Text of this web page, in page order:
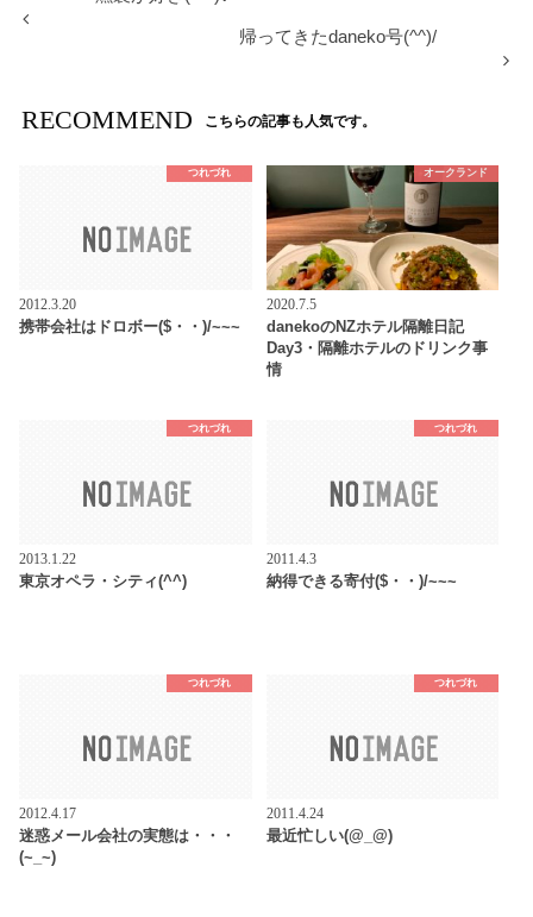
帰ってきたdaneko号(^^)/
RECOMMEND こちらの記事も人気です。
つれづれ
2012.3.20
携帯会社はドロボー($・・)/~~~
オークランド
2020.7.5
danekoのNZホテル隔離日記
Day3・隔離ホテルのドリンク事
情
つれづれ
2013.1.22
東京オペラ・シティ(^^)
つれづれ
2011.4.3
納得できる寄付($・・)/~~~
つれづれ
2012.4.17
迷惑メール会社の実態は・・・
(~_~)
つれづれ
2011.4.24
最近忙しい(@_@)